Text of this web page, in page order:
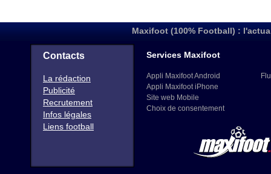
Maxifoot (100% Football) :
Contacts
La rédaction
Publicité
Recrutement
Infos légales
Liens football
Services Maxifoot
Appli Maxifoot Android
Appli Maxifoot iPhone
Site web Mobile
Choix de consentement